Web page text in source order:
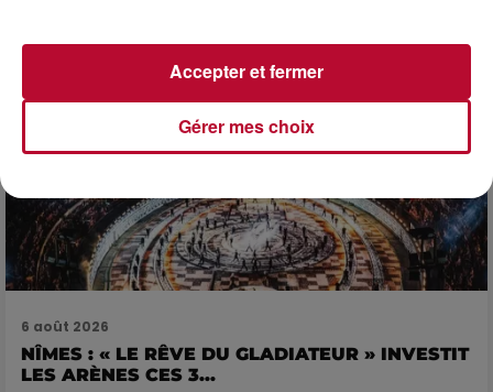
6 août 2026
NÎMES : « LE RÊVE DU GLADIATEUR » INVESTIT
LES ARÈNES CES 3...
Gérer mes choix
Accepter et fermer